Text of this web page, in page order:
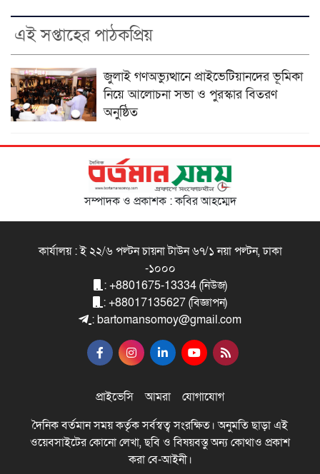
এই সপ্তাহের পাঠকপ্রিয়
জুলাই গণঅভ্যুত্থানে প্রাইভেটিয়ানদের ভূমিকা
নিয়ে আলোচনা সভা ও পুরস্কার বিতরণ
অনুষ্ঠিত
সম্পাদক ও প্রকাশক : কবির আহম্মেদ
কার্যালয় : ই ২২/৬ পল্টন চায়না টাউন ৬৭/১ নয়া পল্টন, ঢাকা
-১০০০
: +8801675-13334 (নিউজ)
: +88017135627 (বিজ্ঞাপন)
: bartomansomoy@gmail.com
প্রাইভেসি আমরা
যোগাযোগ
দৈনিক বর্তমান সময় কর্তৃক সর্বস্বত্ব সংরক্ষিত। অনুমতি ছাড়া এই
ওয়েবসাইটের কোনো লেখা, ছবি ও বিষয়বস্তু অন্য কোথাও প্রকাশ
করা বে-আইনী।